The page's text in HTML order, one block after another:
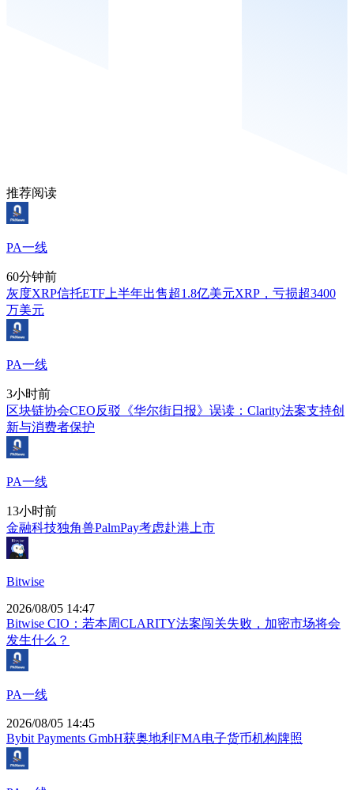
推荐阅读
PA一线
60分钟前
灰度XRP信托ETF上半年出售超1.8亿美元XRP，亏损超3400
万美元
PA一线
3小时前
区块链协会CEO反驳《华尔街日报》误读：Clarity法案支持创
新与消费者保护
PA一线
13小时前
金融科技独角兽PalmPay考虑赴港上市
Bitwise
2026/08/05 14:47
Bitwise CIO：若本周CLARITY法案闯关失败，加密市场将会
发生什么？
PA一线
2026/08/05 14:45
Bybit Payments GmbH获奥地利FMA电子货币机构牌照